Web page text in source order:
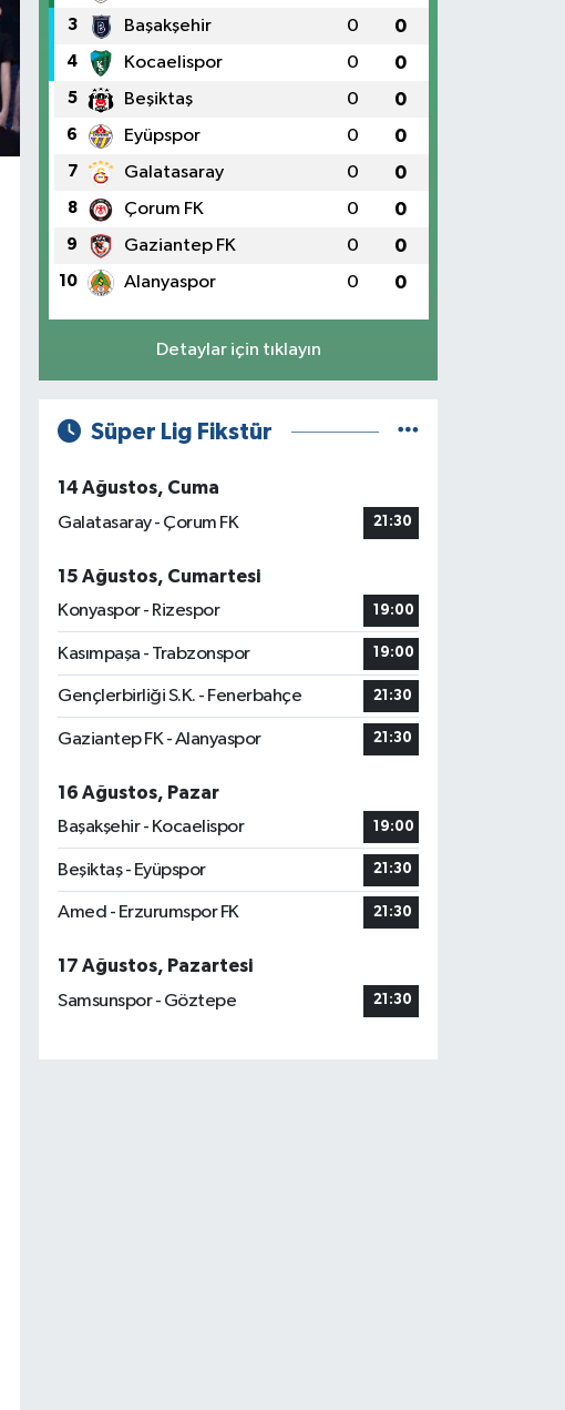
3 Başakşehir 0 0
4 Kocaelispor 0 0
5 Beşiktaş 0 0
6 Eyüpspor 0 0
7 Galatasaray 0 0
8 Çorum FK 0 0
9 Gaziantep FK 0 0
10 Alanyaspor 0 0
Detaylar için tıklayın
Süper Lig Fikstür
14 Ağustos, Cuma
Galatasaray - Çorum FK
21:30
15 Ağustos, Cumartesi
Konyaspor - Rizespor
19:00
Kasımpaşa - Trabzonspor 19:00
Gençlerbirliği S.K. - Fenerbahçe 21:30
Gaziantep FK - Alanyaspor 21:30
16 Ağustos, Pazar
Başakşehir - Kocaelispor
19:00
Beşiktaş - Eyüpspor 21:30
Amed - Erzurumspor FK 21:30
17 Ağustos, Pazartesi
Samsunspor - Göztepe
21:30